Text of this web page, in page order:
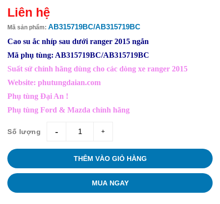
Liên hệ
Mã sản phẩm: AB315719BC/AB315719BC
Cao su ắc nhíp sau dưới ranger 2015 ngắn
Mã phụ tùng: AB315719BC/AB315719BC
Suất sứ chính hãng dùng cho các dòng xe ranger 2015
Website: phutungdaian.com
Phụ tùng Đại An !
Phụ tùng Ford & Mazda chính hãng
Số lượng giam tang
THÊM VÀO GIỎ HÀNG
MUA NGAY